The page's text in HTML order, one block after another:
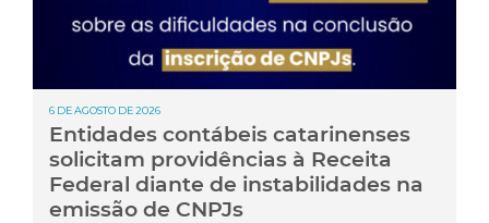
6 DE AGOSTO DE 2026
Entidades contábeis catarinenses
solicitam providências à Receita
Federal diante de instabilidades na
emissão de CNPJs